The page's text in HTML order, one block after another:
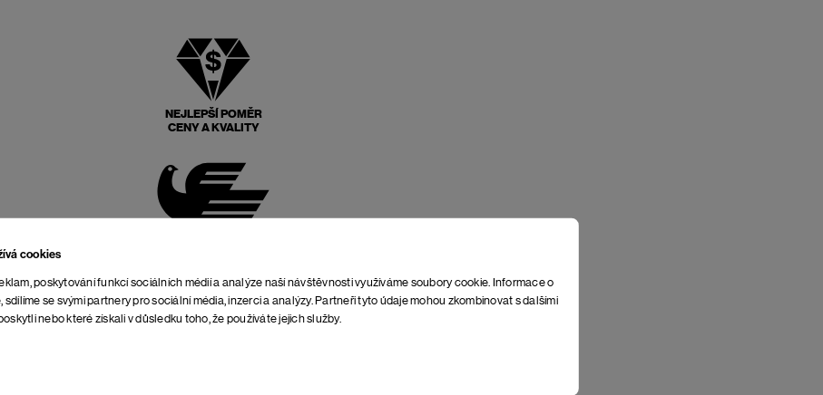
cookies
poskytování funkcí sociálních médií a analýze naší návštěvnosti využíváme soubory cookie. Informace o
sdílíme se svými partnery pro sociální média, inzerci a analýzy. Partneři tyto údaje mohou zkombinovat s dalšími
nebo které získali v důsledku toho, že používáte jejich služby.
NEJLEPŠÍ POMĚR
CENY A KVALITY